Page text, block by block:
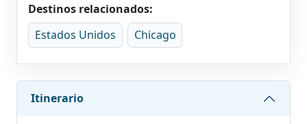
Destinos relacionados:
Estados Unidos
Chicago
Itinerario